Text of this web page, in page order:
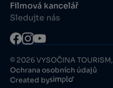
Filmová kancelář
Sledujte nás
© 2026 VYSOČINA
Ochrana osobních údajů
Created by